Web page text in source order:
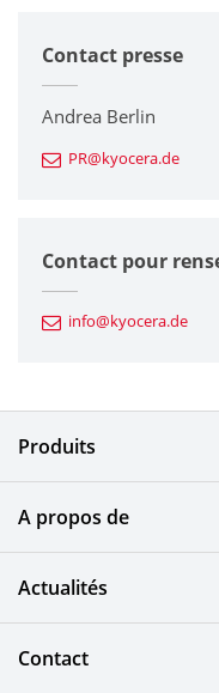
Groupe Kyocera
Imprimantes /
Composants en
Composants
Composants
Composants
Ecrans LCD et
Systèmes
Contact presse
Andrea Berlin
PR@kyocera.de
Contact pour
info@kyocera.de
Produits
A propos de
Actualités
Contact